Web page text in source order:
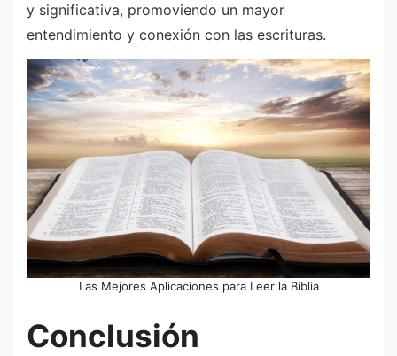
y significativa, promoviendo un mayor
entendimiento y conexión con las escrituras.
Las Mejores Aplicaciones para Leer la Biblia
Conclusión